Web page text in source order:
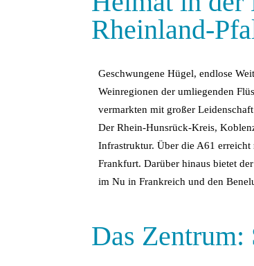
Rheinland-
Geschwungene Hügel, endlose
Weinregionen der umliegenden
vermarkten mit großer
Der Rhein-Hunsrück-Kreis,
Infrastruktur. Über die A61
Frankfurt. Darüber hinaus bietet
im Nu in Frankreich und den
Das Zentrum: